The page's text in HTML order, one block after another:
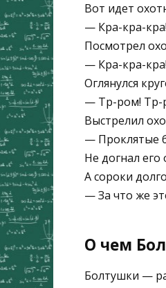
Вот идет
— Кра-кра-
Посмотрел
— Кра-кра-
Оглянулся
— Тр-ром! Тр-
Выстрелил
— Проклятые
Не догнал его
А сороки
— За что же
О чем
Болтушки —